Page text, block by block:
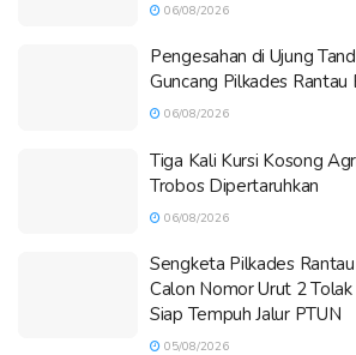
06/08/2026
Pengesahan di Ujung
Guncang Pilkades Rantau
06/08/2026
Tiga Kali Kursi Kosong
Trobos Dipertaruhkan
06/08/2026
Sengketa Pilkades
Calon Nomor Urut 2
Siap Tempuh Jalur PTUN
05/08/2026